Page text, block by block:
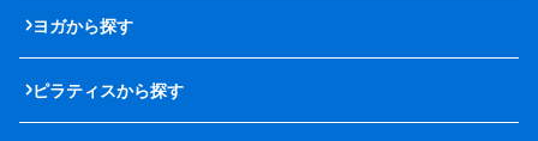
ヨガから探す
ピラティスから探す